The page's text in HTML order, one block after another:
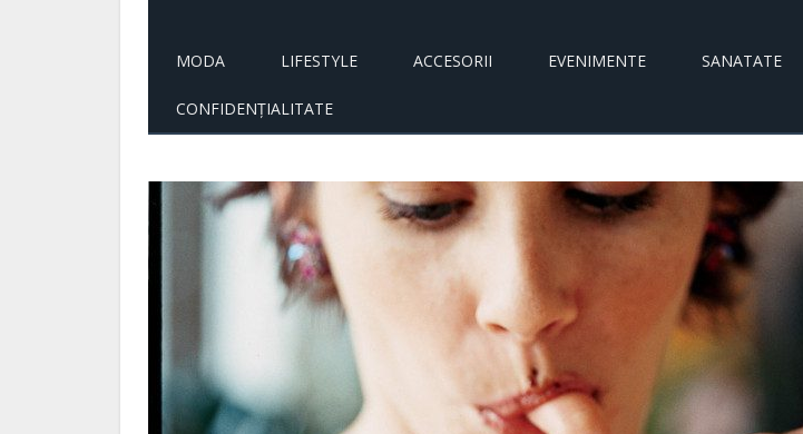
MODA LIFESTYLE ACCESORII EVENIMENTE SANATATE
CONFIDENȚIALITATE